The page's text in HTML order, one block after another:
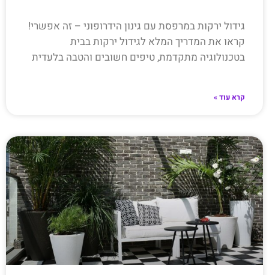
גידול ירקות במרפסת עם גינון הידרופוני – זה אפשרי!
קראו את המדריך המלא לגידול ירקות בבית
בטכנולוגיה מתקדמת, טיפים חשובים והטבה בלעדית
קרא עוד »